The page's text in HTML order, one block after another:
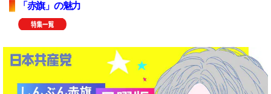
「赤旗」の魅力